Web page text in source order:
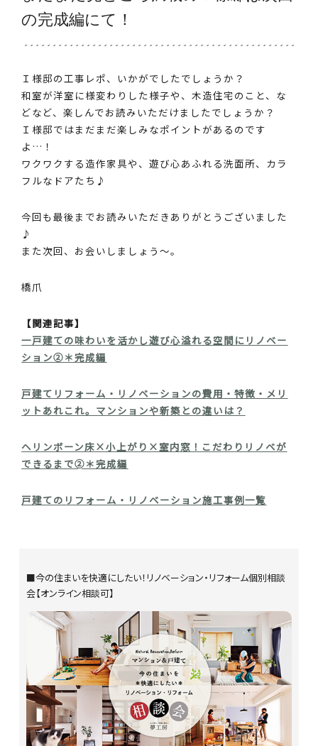
の完成編にて！
Ｉ様邸の工事レポ、いかがでしたでしょうか？
和室が洋室に様変わりした様子や、木造住宅のこと、な
どなど、楽しんでお読みいただけましたでしょうか？
Ｉ様邸ではまだまだ楽しみなポイントがあるのです
よ…！
ワクワクする造作家具や、遊び心あふれる洗面所、カラ
フルなドアたち♪
今回も最後までお読みいただきありがとうございました
♪
また次回、お会いしましょう～。
橋爪
【関連記事】
一戸建ての味わいを活かし遊び心溢れる空間にリノベー
ション②＊完成編
戸建てリフォーム・リノベーションの費用・特徴・メリ
ットあれこれ。マンションや新築との違いは？
ヘリンボーン床×小上がり×室内窓！こだわりリノベが
できるまで➁＊完成編
戸建てのリフォーム・リノベーション施工事例一覧
■今の住まいを快適にしたい！リノベーション・リフォーム個別相談
会【オンライン相談可】